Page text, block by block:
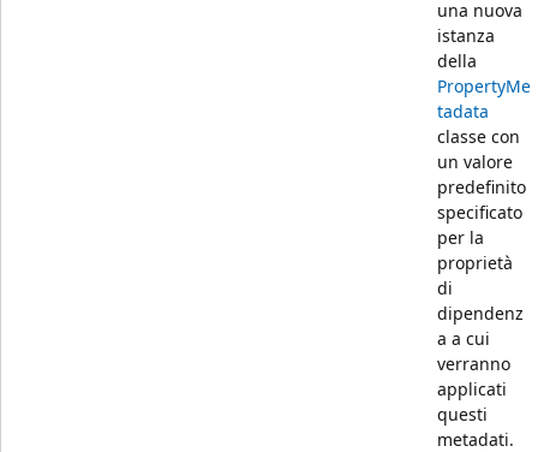
una nuova
istanza
della
PropertyMe
tadata
classe con
un valore
predefinito
specificato
per la
proprietà
di
dipendenz
a a cui
verranno
applicati
questi
metadati.